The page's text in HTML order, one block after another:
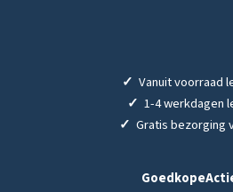
✓ Vanuit voorraad
✓ 1-4 werkdagen
✓ Gratis bezorging